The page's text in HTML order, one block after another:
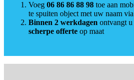
Voeg 06 86 86 88 98 toe aan
te spuiten object met uw naam
Binnen 2 werkdagen ontvangt u
scherpe offerte op maat